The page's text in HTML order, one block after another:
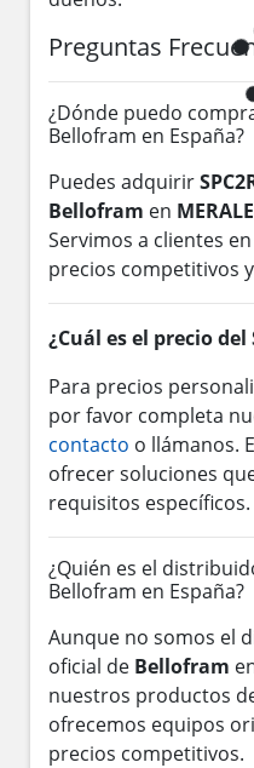
Preguntas
¿Dónde puedo
Bellofram en España?
Puedes adquirir
Bellofram en
Servimos a clientes
precios competitivos
¿Cuál es el precio del
Para precios
por favor completa
contacto o llámanos.
ofrecer soluciones
requisitos específicos.
¿Quién es el
Bellofram en España?
Aunque no somos el
oficial de Bellofram
nuestros productos
ofrecemos equipos
precios competitivos.